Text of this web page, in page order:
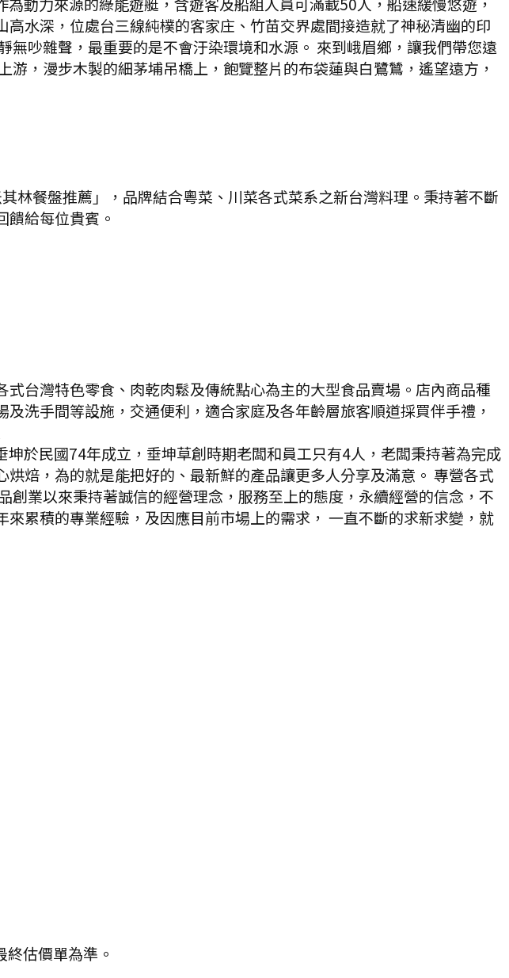
水深，位處台三線純樸的客家庄、竹苗交界處間接造就了神秘清幽的印
吵雜聲，最重要的是不會汙染環境和水源。 來到峨眉鄉，讓我們帶您遠
，漫步木製的細茅埔吊橋上，飽覽整片的布袋蓮與白鷺鷥，遙望遠方，
林餐盤推薦」，品牌結合粵菜、川菜各式菜系之新台灣料理。秉持著不斷
給每位貴賓。
台灣特色零食、肉乾肉鬆及傳統點心為主的大型食品賣場。店內商品種
洗手間等設施，交通便利，適合家庭及各年齡層旅客順道採買伴手禮，
於民國74年成立，垂坤草創時期老闆和員工只有4人，老闆秉持著為完成
焙，為的就是能把好的、最新鮮的產品讓更多人分享及滿意。 專營各式
業以來秉持著誠信的經營理念，服務至上的態度，永續經營的信念，不
累積的專業經驗，及因應目前市場上的需求， 一直不斷的求新求變，就
估價單為準。